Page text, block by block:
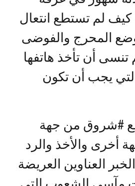
كيف لم تستطع انتعال
المحرج والفوضى
تنسى أن تأخذ هاتفها
يجب أن تكون
#شروق من جهة
أخرى والأخذ والرد
العناوين العريضة